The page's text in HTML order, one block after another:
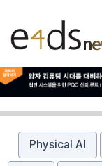
Physical AI